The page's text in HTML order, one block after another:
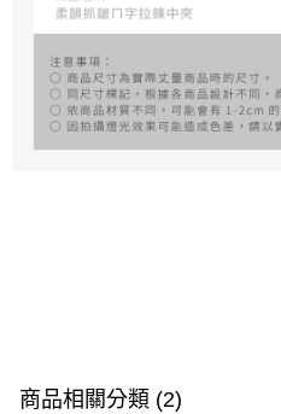
商品相關分類 (2)